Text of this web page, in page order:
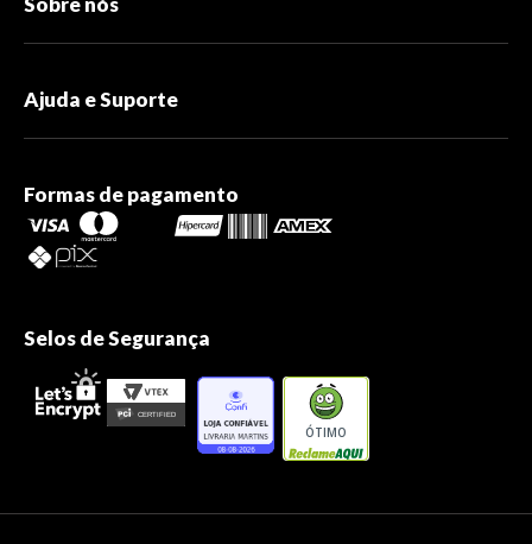
Ajuda e Suporte
Formas de pagamento
Selos de Segurança
ÓTIMO